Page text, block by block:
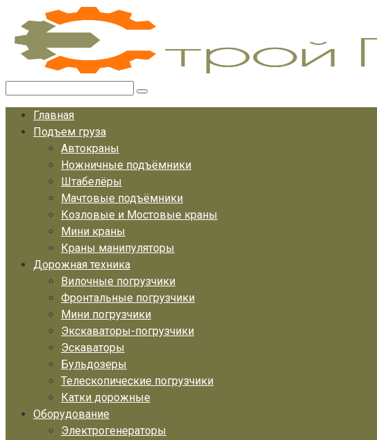
Перейти
контенту
Главная
Подъем груза
Автокраны
Ножничные подъёмники
Штабелёры
Мачтовые подъёмники
Козловые и Мостовые краны
Мини краны
Краны манипуляторы
Дорожная техника
Вилочные погрузчики
Фронтальные погрузчики
Мини погрузчики
Экскаваторы-погрузчики
Эскаваторы
Бульдозеры
Телескопические погрузчики
Катки дорожные
Оборудование
Электрогенераторы